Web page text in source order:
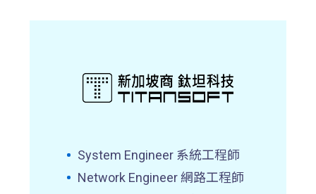
System Engineer 系統工程師
Network Engineer 網路工程師